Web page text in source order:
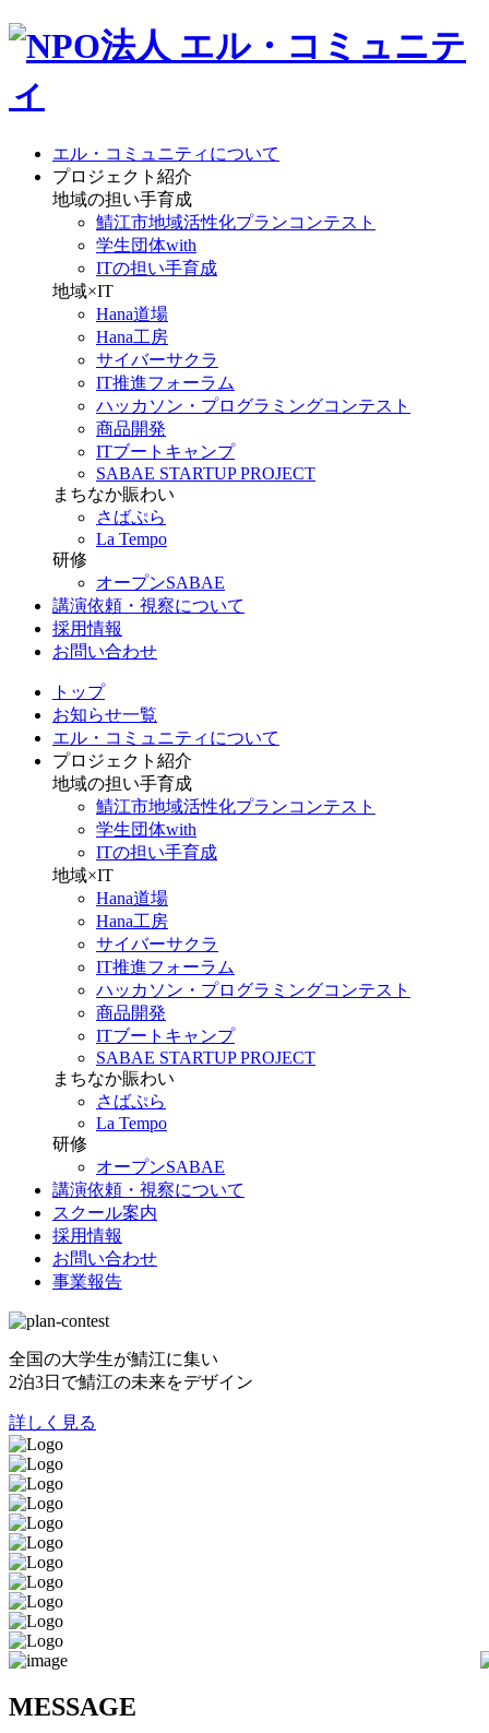
エル・コミュニティについて
プロジェクト紹介
地域の担い手育成
鯖江市地域活性化プランコンテスト
学生団体with
ITの担い手育成
地域×IT
Hana道場
Hana工房
サイバーサクラ
IT推進フォーラム
ハッカソン・プログラミングコンテスト
商品開発
ITブートキャンプ
SABAE STARTUP PROJECT
まちなか賑わい
さばぷら
La Tempo
研修
オープンSABAE
講演依頼・視察について
採用情報
お問い合わせ
トップ
お知らせ一覧
エル・コミュニティについて
プロジェクト紹介
地域の担い手育成
鯖江市地域活性化プランコンテスト
学生団体with
ITの担い手育成
地域×IT
Hana道場
Hana工房
サイバーサクラ
IT推進フォーラム
ハッカソン・プログラミングコンテスト
商品開発
ITブートキャンプ
SABAE STARTUP PROJECT
まちなか賑わい
さばぷら
La Tempo
研修
オープンSABAE
講演依頼・視察について
スクール案内
採用情報
お問い合わせ
事業報告
全国の大学生が鯖江に集い
2泊3日で鯖江の未来をデザイン
詳しく見る
MESSAGE